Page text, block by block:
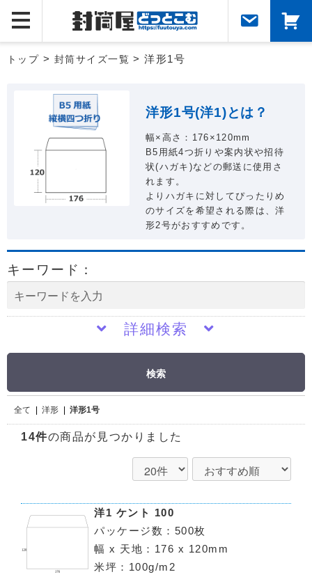
トップ > 封筒サイズ一覧 > 洋形1号
洋形1号(洋1)とは？
幅×高さ：176×120mm
B5用紙4つ折りや案内状や招待
状(ハガキ)などの郵送に使用さ
れます。
よりハガキに対してぴったりめ
のサイズを希望される際は、洋
形2号がおすすめです。
キーワード：
詳細検索
検索
全て 洋形 洋形1号
14件の商品が見つかりました
洋1 ケント 100
パッケージ数：500枚
幅 x 天地：176 x 120mm
米坪：100g/m2